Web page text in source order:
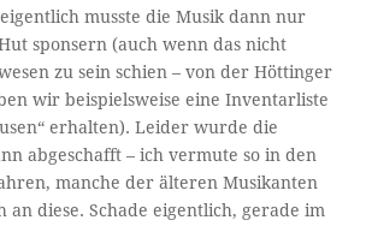
eigentlich musste die Musik dann nur
sponsern (auch wenn das nicht
zu sein schien – von der Höttinger
wir beispielsweise eine Inventarliste
erhalten). Leider wurde die
abgeschafft – ich vermute so in den
manche der älteren Musikanten
an diese. Schade eigentlich, gerade im